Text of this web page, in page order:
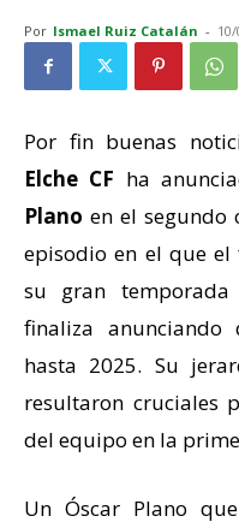
Por Ismael Ruiz Catalán -
Por fin buenas
Elche CF ha
Plano en el segundo
episodio en el que
su gran
finaliza
hasta 2025. Su
resultaron cruciales
del equipo en la
Un Óscar Plano que